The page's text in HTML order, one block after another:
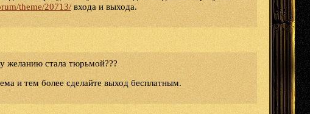
theme/20713/ входа и выхода.
желанию стала тюрьмой???
и тем более сделайте выход бесплатным.